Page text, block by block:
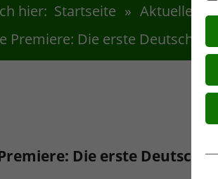
hier: Startseite Aktuelles
Premiere: Die erste Deutsche
Die erste